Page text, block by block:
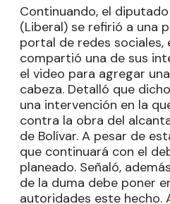
Continuando, el diputado
(Liberal) se refirió a una
portal de redes sociales,
compartió una de sus
el video para agregar
cabeza. Detalló que
una intervención en la
contra la obra del
de Bolívar. A pesar de
que continuará con el
planeado. Señaló,
de la duma debe poner
autoridades este hecho.